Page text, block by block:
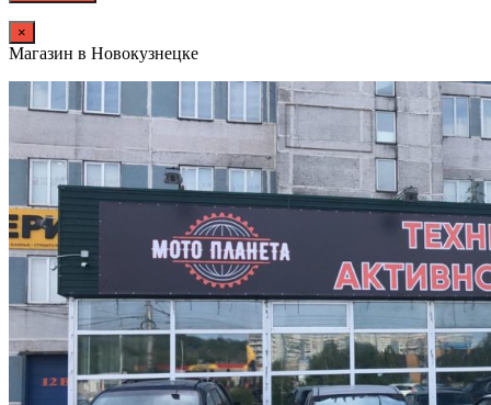
×
Магазин в Новокузнецке